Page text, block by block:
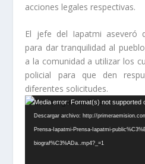
acciones legales respectivas.
El jefe del Iapatmi aseveró
para dar tranquilidad al
a la comunidad a utilizar los
policial para que den
diferentes solicitudes.
Reproductor
de
vídeo
Media error: Format(s) not supported
Descargar archivo: http://
Prensa-Iapatmi-Prensa-Iapatmi-
biograf%C3%ADa..mp4?_=1